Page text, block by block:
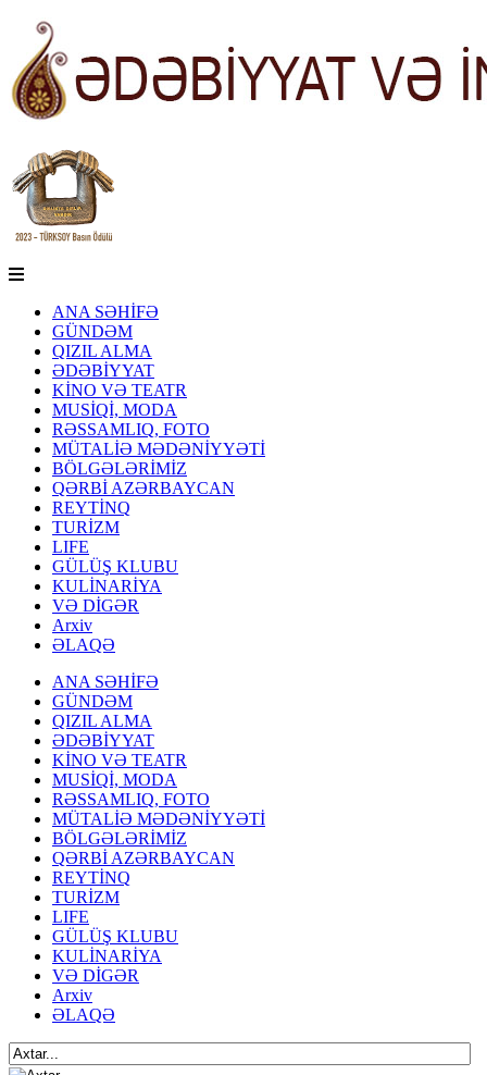
ANA SƏHİFƏ
GÜNDƏM
QIZIL ALMA
ƏDƏBİYYAT
KİNO VƏ TEATR
MUSİQİ, MODA
RƏSSAMLIQ, FOTO
MÜTALİƏ MƏDƏNİYYƏTİ
BÖLGƏLƏRİMİZ
QƏRBİ AZƏRBAYCAN
REYTİNQ
TURİZM
LIFE
GÜLÜŞ KLUBU
KULİNARİYA
VƏ DİGƏR
Arxiv
ƏLAQƏ
ANA SƏHİFƏ
GÜNDƏM
QIZIL ALMA
ƏDƏBİYYAT
KİNO VƏ TEATR
MUSİQİ, MODA
RƏSSAMLIQ, FOTO
MÜTALİƏ MƏDƏNİYYƏTİ
BÖLGƏLƏRİMİZ
QƏRBİ AZƏRBAYCAN
REYTİNQ
TURİZM
LIFE
GÜLÜŞ KLUBU
KULİNARİYA
VƏ DİGƏR
Arxiv
ƏLAQƏ